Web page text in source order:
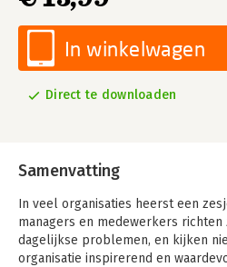
In winkelwagen
Direct te downloaden
Samenvatting
In veel organisaties heerst een
managers en medewerkers
dagelijkse problemen, en kijken
organisatie inspirerend en